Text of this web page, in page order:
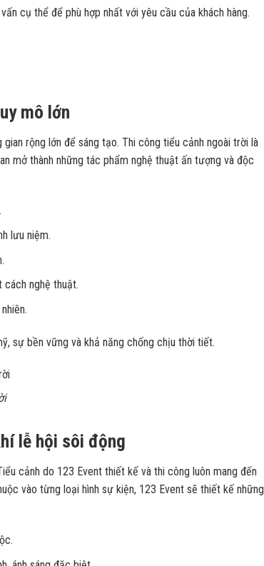
cụ thể để phù hợp nhất với yêu cầu của khách hàng.
mô lớn
rộng lớn để sáng tạo. Thi công tiểu cảnh ngoài trời là
mở thành những tác phẩm nghệ thuật ấn tượng và độc
lưu niệm.
cách nghệ thuật.
sự bền vững và khả năng chống chịu thời tiết.
lễ hội sôi động
cảnh do 123 Event thiết kế và thi công luôn mang đến
vào từng loại hình sự kiện, 123 Event sẽ thiết kế những